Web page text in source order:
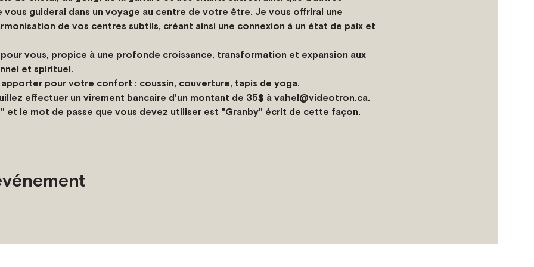
guiderai dans un voyage au centre de votre être. Je vous offrirai une
de vos centres subtils, créant ainsi une connexion à un état de paix et
pour vous, propice à une profonde croissance, transformation et expansion aux
et spirituel.
apporter pour votre confort : coussin, couverture, tapis de yoga.
effectuer un virement bancaire d'un montant de 35$ à vahel@videotron.ca.
et le mot de passe que vous devez utiliser est "Granby" écrit de cette façon.